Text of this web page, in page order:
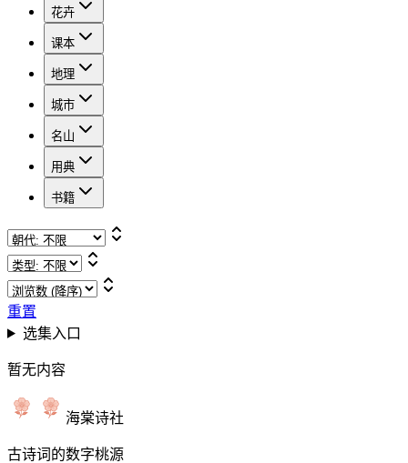
花卉
课本
地理
城市
名山
用典
书籍
重置
选集入口
暂无内容
海棠诗社
古诗词的数字桃源